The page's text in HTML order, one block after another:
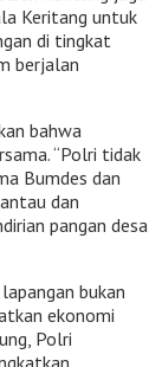
Keritang untuk
di tingkat
berjalan
bahwa
“Polri tidak
Bumdes dan
dan
pangan desa
bukan
ekonomi
Polri